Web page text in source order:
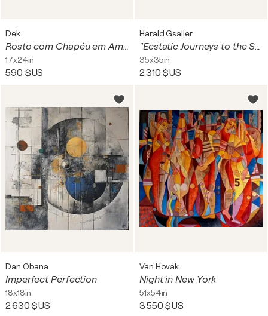
Dek
Rosto com Chapéu em Amarelo
17x24in
590 $US
Harald Gsaller
"Ecstatic Journeys to the Stars" (Var9) Unique piece
35x35in
2 310 $US
Dan Obana
Imperfect Perfection
18x18in
2 630 $US
Van Hovak
Night in New York
51x54in
3 550 $US